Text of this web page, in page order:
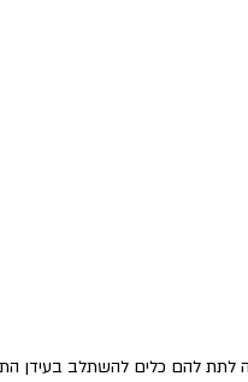
מטרתו הייתה לתת להם כלים להשתלב בעידן